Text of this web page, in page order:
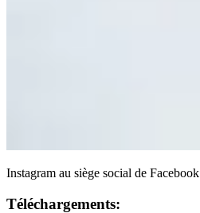
Instagram au siège social de Facebook
Téléchargements: